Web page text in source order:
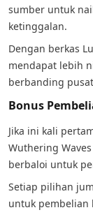
sumber untuk
ketinggalan.
Dengan berkas
mendapat lebih
berbanding
Bonus
Jika ini kali
Wuthering
berbaloi untuk
Setiap pilihan
untuk pembelian